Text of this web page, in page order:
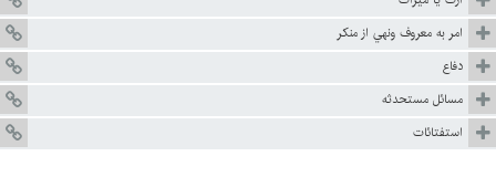
امر به معروف ونهي از منكر
دفاع
مسائل مستحدثه
استفتائات